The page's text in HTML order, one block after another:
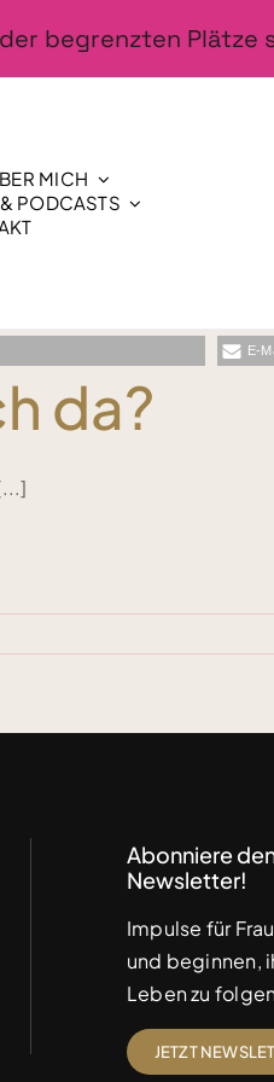
begrenzten Plätze
MICH
PODCASTS
E-
da?
Abonniere
Newsletter!
Impulse für
und beginnen,
Leben zu
JETZT